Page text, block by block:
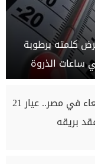
كلمته برطوبة
ساعات الذروة
أسعار الذهب اليوم الأربعاء في مصر.. عيار 21
بريقه